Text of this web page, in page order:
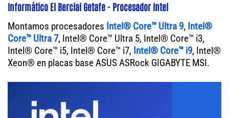
Informático El Bercial Getafe - Procesador Intel
Montamos procesadores Intel® Core™ Ultra 9, Intel®
Core™ Ultra 7, Intel® Core™ Ultra 5, Intel® Core™ i3,
Intel® Core™ i5, Intel® Core™ i7, Intel® Core™ i9, Intel®
Xeon® en placas base ASUS ASRock GIGABYTE MSI.